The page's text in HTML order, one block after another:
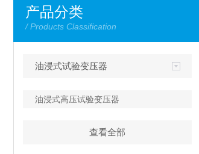
产品分类
/ Products Classification
油浸式试验变压器
油浸式高压试验变压器
查看全部